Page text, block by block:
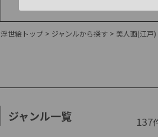
浮世絵トップ > ジャンルから探す > 美人画(江戸)
137
ジャンル一覧